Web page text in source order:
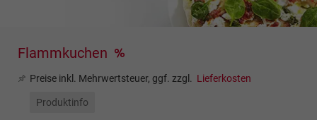
Flammkuchen
Preise inkl. Mehrwertsteuer, ggf. zzgl. Lieferkosten
Produktinfo